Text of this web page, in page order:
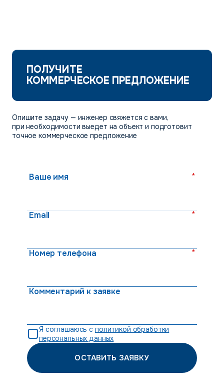
ПОЛУЧИТЕ
КОММЕРЧЕСКОЕ ПРЕДЛОЖЕНИЕ
Опишите задачу — инженер свяжется с вами,
при необходимости выедет на объект и подготовит
точное коммерческое предложение
Ваше имя *
Email *
Номер телефона *
Комментарий к заявке
Я соглашаюсь с политикой обработки
персональных данных
ОСТАВИТЬ ЗАЯВКУ